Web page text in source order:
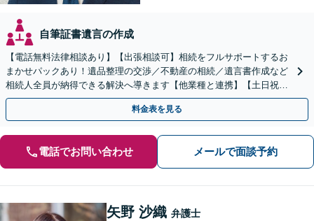
自筆証書遺言の作成
【電話無料法律相談あり】【出張相談可】相続をフルサポートするお
まかせパックあり！遺品整理の交渉／不動産の相続／遺言書作成など
相続人全員が納得できる解決へ導きます【他業種と連携】【土日祝・
夜間対応】【完全個室】
料金表を見る
電話でお問い合わせ メールで面談予約
矢野 沙織 弁護士